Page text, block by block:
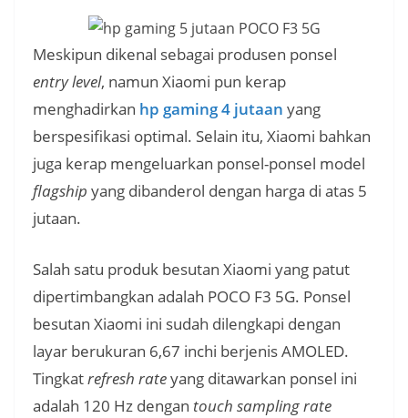
Meskipun dikenal sebagai produsen ponsel
entry level, namun Xiaomi pun kerap
menghadirkan hp gaming 4 jutaan yang
berspesifikasi optimal. Selain itu, Xiaomi bahkan
juga kerap mengeluarkan ponsel-ponsel model
flagship yang dibanderol dengan harga di atas 5
jutaan.
Salah satu produk besutan Xiaomi yang patut
dipertimbangkan adalah POCO F3 5G. Ponsel
besutan Xiaomi ini sudah dilengkapi dengan
layar berukuran 6,67 inchi berjenis AMOLED.
Tingkatrefresh rateyang ditawarkan ponsel ini
adalah 120 Hz dengan touch sampling rate